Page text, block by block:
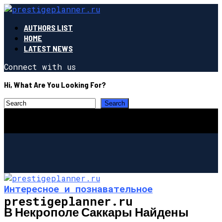
AUTHORS LIST
HOME
LATEST NEWS
Connect with us
Hi, What Are You Looking For?
prestigeplanner.ru
Интересное и познавательное
В Некрополе Саккары Найдены